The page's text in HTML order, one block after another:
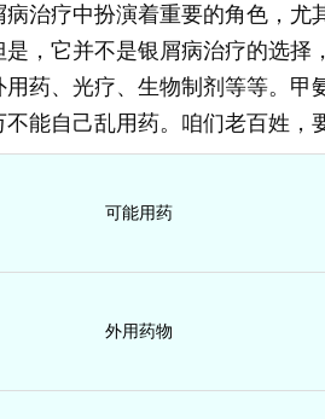
病治疗中扮演着重要的角色，
，它并不是银屑病治疗的选
药、光疗、生物制剂等等。
能自己乱用药。咱们老百姓，
可能用药
外用药物